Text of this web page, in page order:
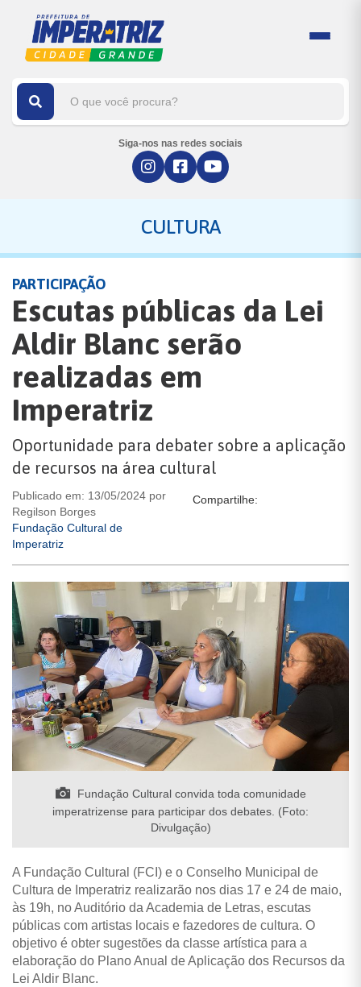
Siga-nos nas redes sociais
CULTURA
PARTICIPAÇÃO
Escutas públicas da Lei
Aldir Blanc serão
realizadas em
Imperatriz
Oportunidade para debater sobre a aplicação
de recursos na área cultural
Publicado em: 13/05/2024 por
Regilson Borges
Fundação Cultural de
Imperatriz
Compartilhe:
Fundação Cultural convida toda comunidade
imperatrizense para participar dos debates. (Foto:
Divulgação)
A Fundação Cultural (FCI) e o Conselho Municipal de
Cultura de Imperatriz realizarão nos dias 17 e 24 de maio,
às 19h, no Auditório da Academia de Letras, escutas
públicas com artistas locais e fazedores de cultura. O
objetivo é obter sugestões da classe artística para a
elaboração do Plano Anual de Aplicação dos Recursos da
Lei Aldir Blanc.